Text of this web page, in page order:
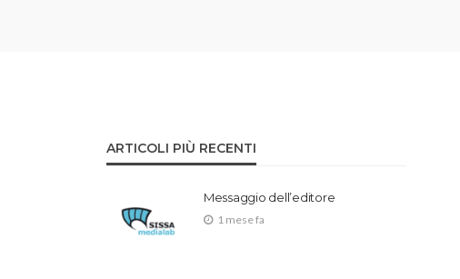
ARTICOLI PIÙ RECENTI
Messaggio dell’editore
1 mese fa